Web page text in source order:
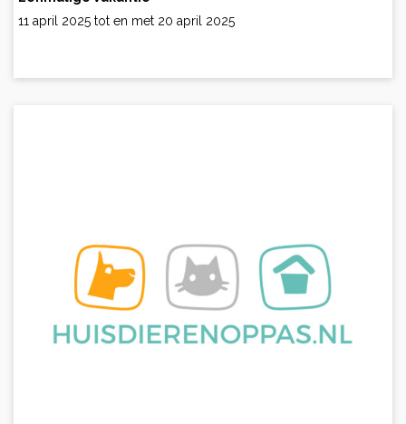
11 april 2025 tot en met 20 april 2025